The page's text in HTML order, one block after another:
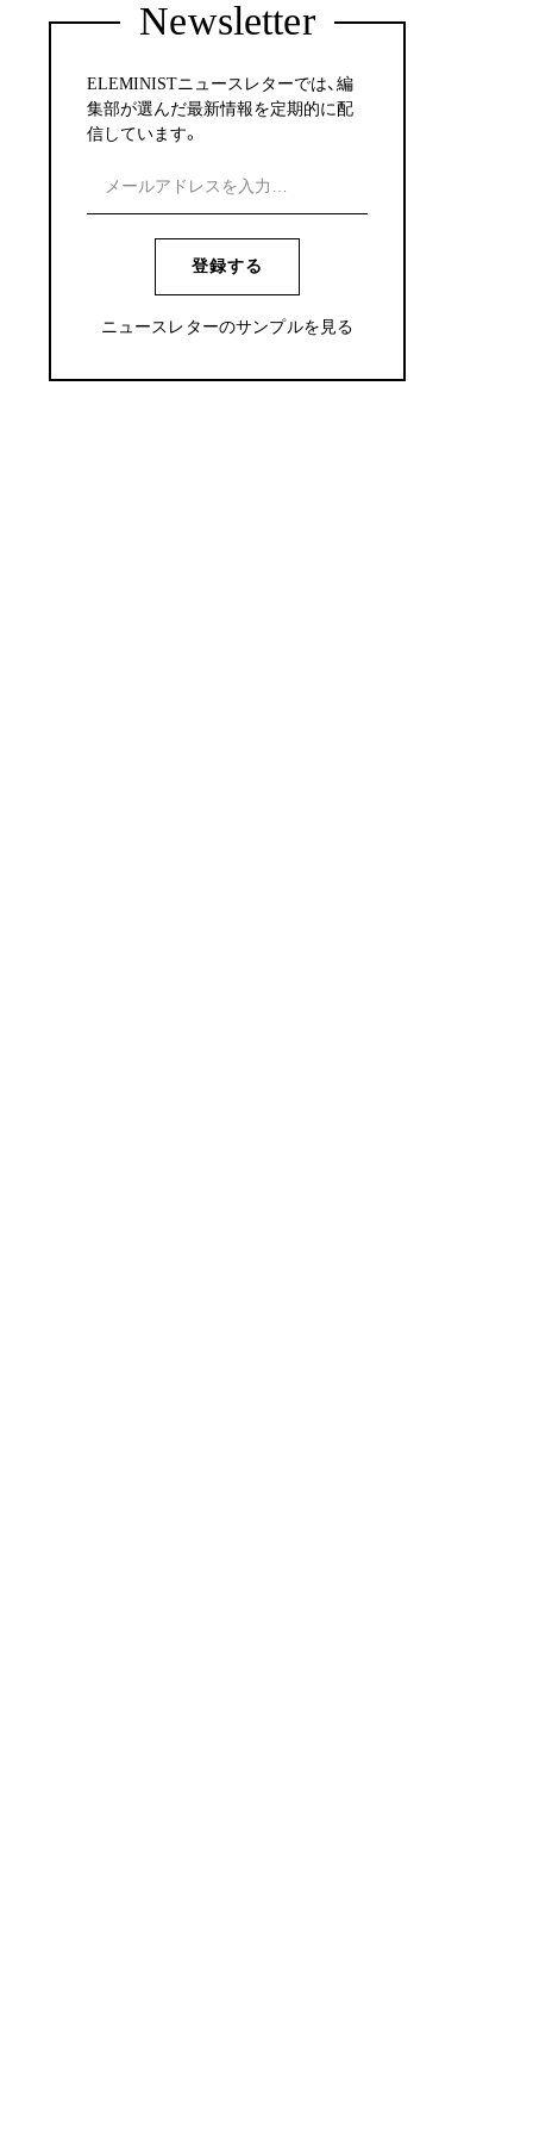
Newsletter
ELEMINISTニュースレターでは、編
集部が選んだ最新情報を定期的に配
信しています。
登録する
ニュースレターのサンプルを見る